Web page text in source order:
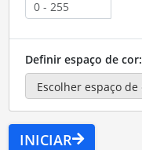
Definir espaço de cor:
INICIAR